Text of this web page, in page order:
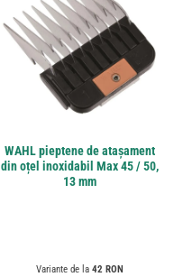
WAHL pieptene de atașament
din oțel inoxidabil Max 45 / 50,
13 mm
Variante de la 42 RON